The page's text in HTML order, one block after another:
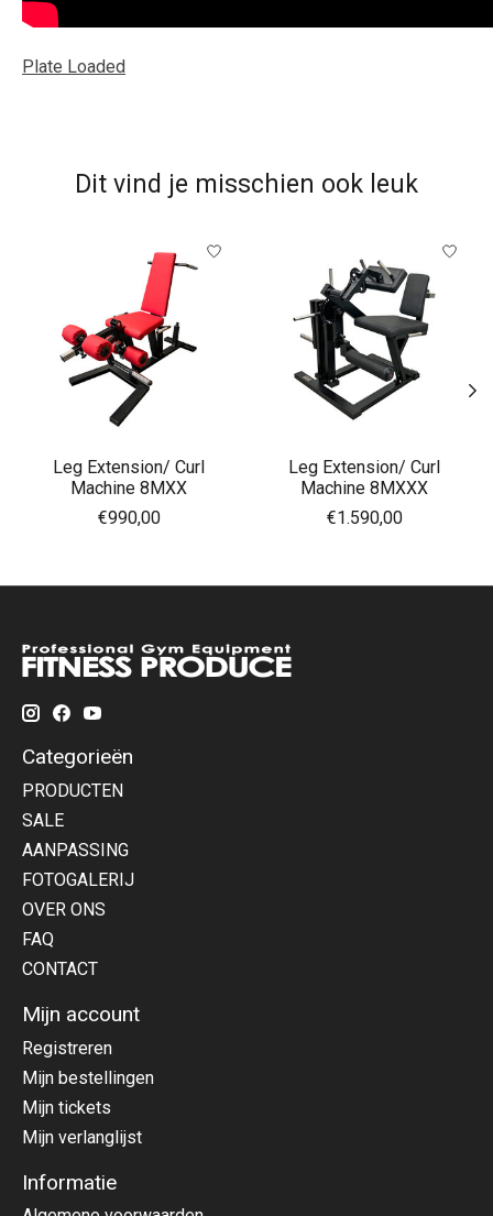
Plate Loaded
Dit vind je misschien ook leuk
Items van productcarrousel
Leg Extension/ Curl
Machine 8MXX
€990,00
Leg Extension/ Curl
Machine 8MXXX
€1.590,00
Categorieën
PRODUCTEN
SALE
AANPASSING
FOTOGALERIJ
OVER ONS
FAQ
CONTACT
Mijn account
Registreren
Mijn bestellingen
Mijn tickets
Mijn verlanglijst
Informatie